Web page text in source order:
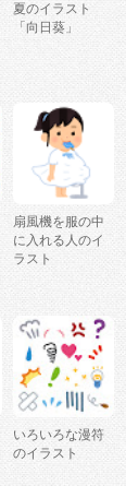
夏のイラスト
「向日葵」
扇風機を服の中
に入れる人のイ
ラスト
いろいろな漫符
のイラスト